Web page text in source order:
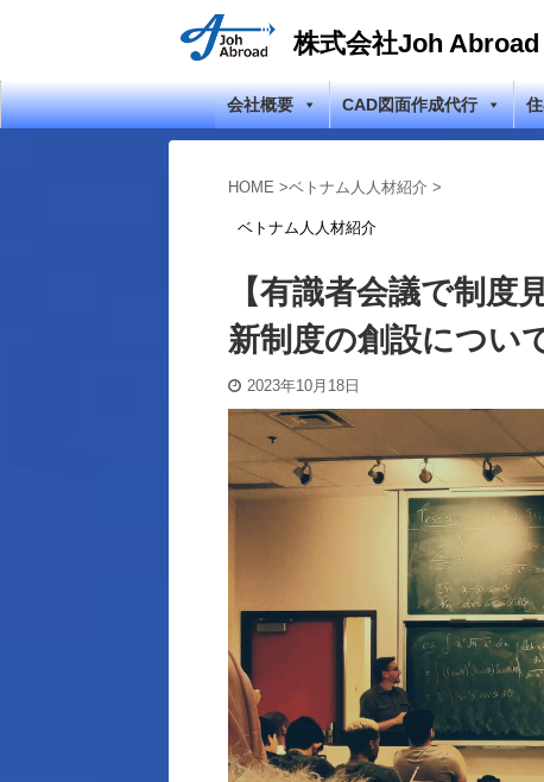
株式会社Joh Abroad
会社概要 CAD図面作成代行
HOME >ベトナム人人材紹介 >
ベトナム人人材紹介
【有識者会議で制度
新制度の創設につい
2023年10月18日